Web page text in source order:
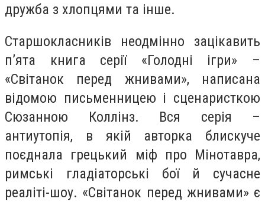
дружба з хлопцями та інше.
Старшокласників неодмінно зацікавить
п’ята книга серії «Голодні ігри» –
«Світанок перед жнивами», написана
відомою письменницею і сценаристкою
Сюзанною Коллінз. Вся серія –
антиутопія, в якій авторка блискуче
поєднала грецький міф про Мінотавра,
римські гладіаторські бої й сучасне
реаліті-шоу. «Світанок перед жнивами» є